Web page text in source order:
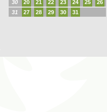
30
20 21 22 23 24 25
26
31
27 28 29 30 31